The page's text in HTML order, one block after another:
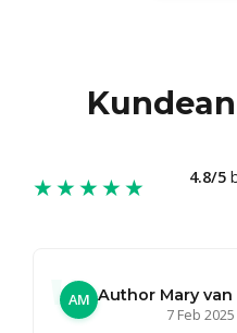
★★★★★ 4.8/5
AM Author Mary van
7 Feb 2025